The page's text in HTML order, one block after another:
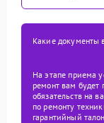
Какие документы
На этапе приема
ремонт вам будет
обязательств на
по ремонту
гарантийный